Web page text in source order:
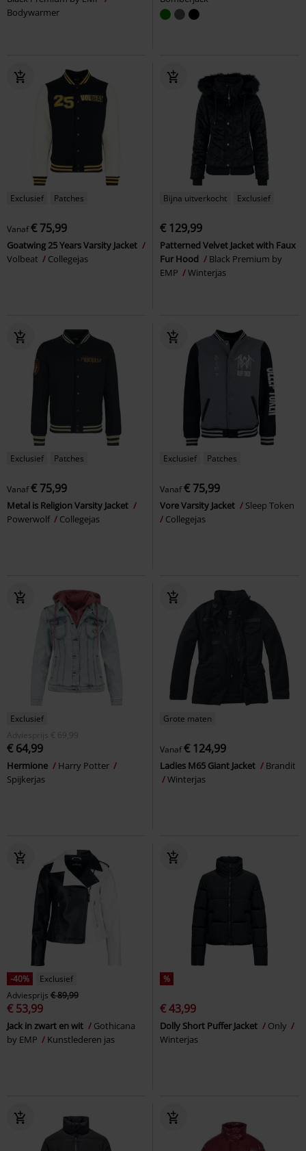
Bodywarmer
Exclusief Patches
Vanaf€ 75,99
Goatwing 25 Years Varsity Jacket
Volbeat
Collegejas
Bijna uitverkocht Exclusief
€ 129,99
Patterned Velvet Jacket with Faux
Fur Hood
Black Premium by
EMP
Winterjas
Exclusief Patches
Vanaf€ 75,99
Metal is Religion Varsity Jacket
Powerwolf
Collegejas
Exclusief Patches
Vanaf€ 75,99
Vore Varsity Jacket
Sleep Token
Collegejas
Exclusief
Adviesprijs
€ 69,99
€ 64,99
Hermione
Harry Potter
Spijkerjas
Grote maten
Vanaf€ 124,99
Ladies M65 Giant Jacket
Brandit
Winterjas
-40%
Exclusief
Adviesprijs € 89,99
€ 53,99
Jack in zwart en wit
Gothicana
by EMP
Kunstlederen jas
%
€ 43,99
Dolly Short Puffer Jacket
Only
Winterjas